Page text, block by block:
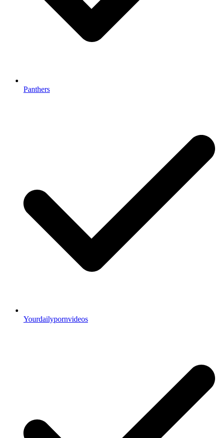
Panthers
Yourdailypornvideos